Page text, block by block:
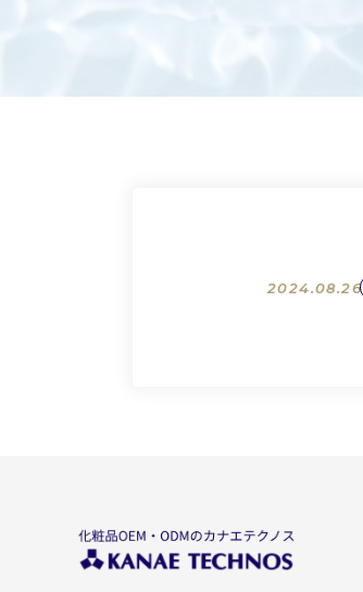
2024.08.26